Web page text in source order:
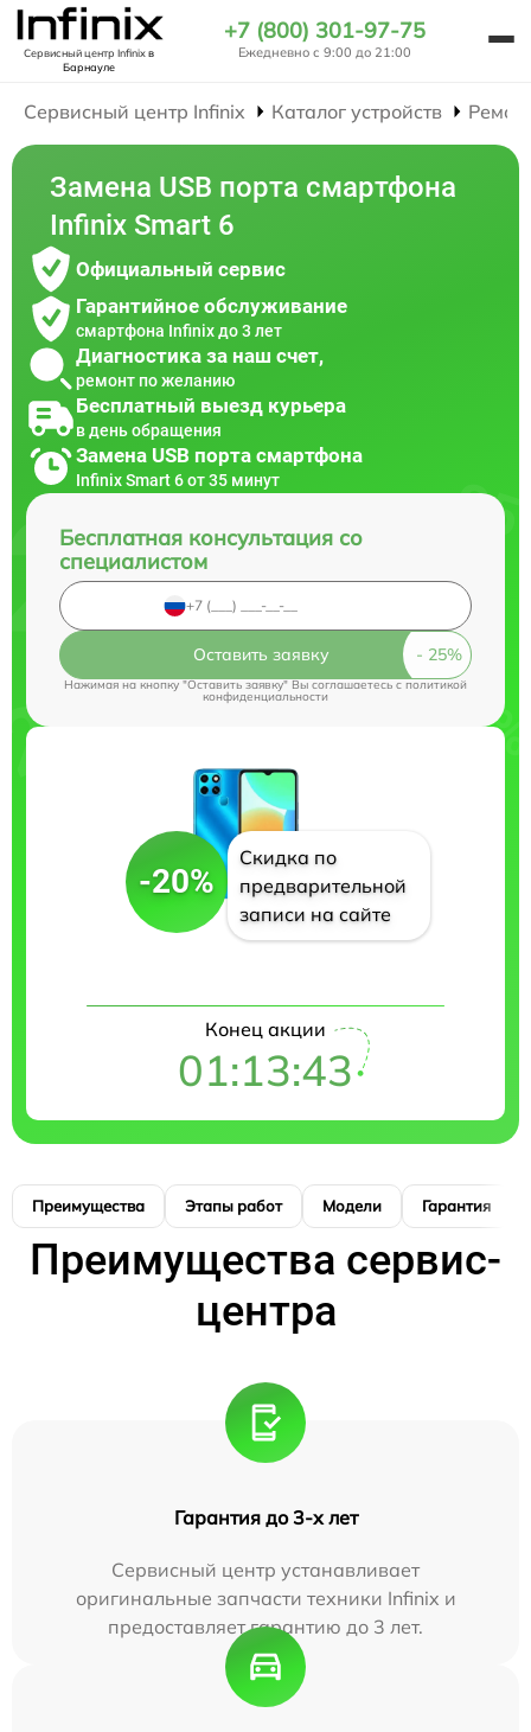
Сервисный центр Infinixв
Барнауле
+7 (800) 301-97-75
Ежедневно с 9:00 до 21:00
Сервисный центр Infinix Каталог устройств
Замена USB порта смартфона
Infinix Smart 6
Официальный сервис
Гарантийное обслуживание
смартфона Infinix до 3 лет
Диагностика за наш счет,
ремонт по желанию
Бесплатный выезд курьера
в день обращения
Замена USB порта смартфона
Infinix Smart 6 от 35 минут
Бесплатная консультация со
специалистом
Оставить заявку
Нажимая на кнопку "Оставить заявку" Вы соглашаетесь cполитикой
конфиденциальности
-20%
Скидка по
предварительной
записи на сайте
Конец акции
01:13:42
Преимущества Этапы работ Модели Гарантия
Преимущества сервис-
центра
Гарантия до 3-х лет
Сервисный центр устанавливает
оригинальные запчасти техники Infinix и
предоставляет гарантию до 3 лет.